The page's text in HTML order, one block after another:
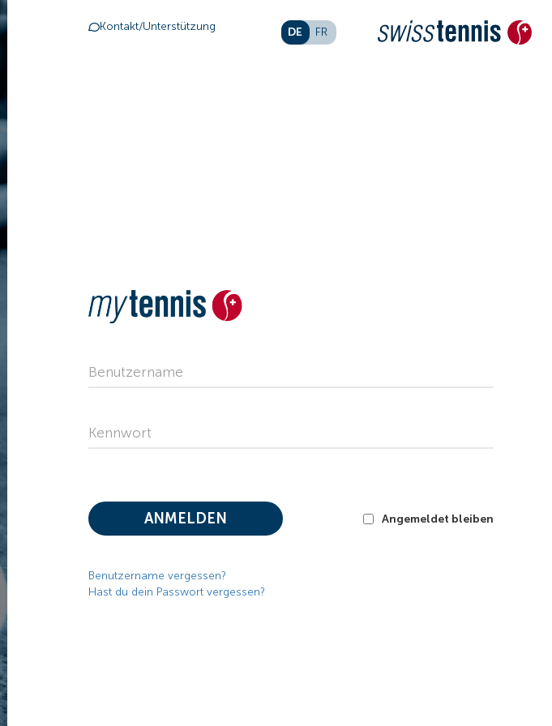
Kontakt/Unterstützung DE FR
Benutzername
Kennwort
Angemeldet bleiben
ANMELDEN
Benutzername vergessen?
Hast du dein Passwort vergessen?